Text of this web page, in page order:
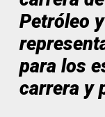
Petróleo
para los
carrera y